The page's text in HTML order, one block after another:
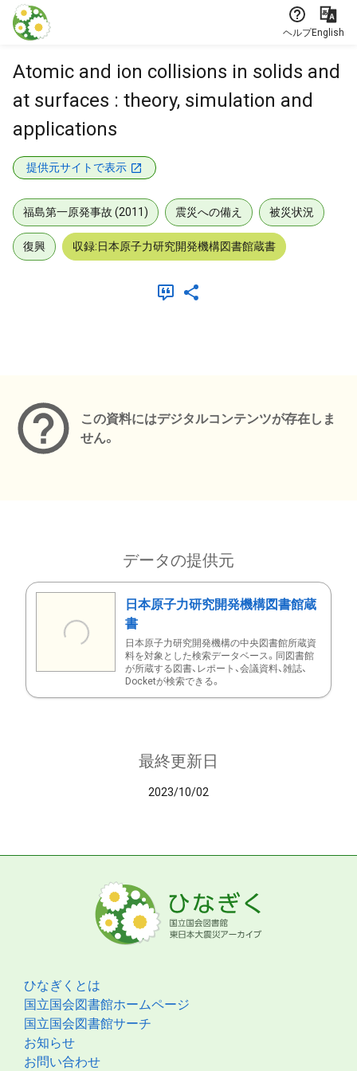
本文に飛ぶ
ヘルプEnglish
Atomic and ion collisions in solids and
at surfaces : theory, simulation and
applications
提供元サイトで表示
福島第一原発事故 (2011) 震災への備え 被災状況
復興 収録:日本原子力研究開発機構図書館蔵書
この資料にはデジタルコンテンツが存在しま
せん。
データの提供元
日本原子力研究開発機構図書館蔵
書
日本原子力研究開発機構の中央図書館所蔵資
料を対象とした検索データベース。同図書館
が所蔵する図書、レポート、会議資料、雑誌、
Docketが検索できる。
最終更新日
2023/10/02
ひなぎくとは
国立国会図書館ホームページ
国立国会図書館サーチ
お知らせ
お問い合わせ